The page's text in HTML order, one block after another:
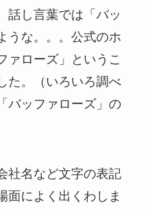
話し言葉では「バッ
うな。。。公式のホ
ァローズ」というこ
た。（いろいろ調べ
バッファローズ」の
社名など文字の表記
面によく出くわしま